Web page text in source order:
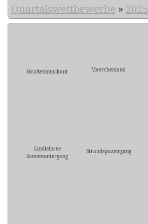
Quartalswettbewerbe » 2025
Straßenmusikant Maerchenland
Lindleinsee
Sonnenuntergang
Strandspaziergang